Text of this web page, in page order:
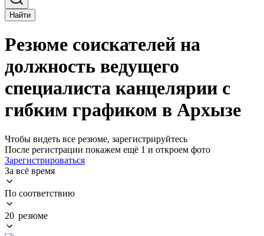
Найти
Резюме соискателей на
должность ведущего
специалиста канцелярии с
гибким графиком в Архызе
Чтобы видеть все резюме, зарегистрируйтесь
После регистрации покажем ещё 1 и откроем фото
Зарегистрироваться
За всё время
По соответствию
20 резюме